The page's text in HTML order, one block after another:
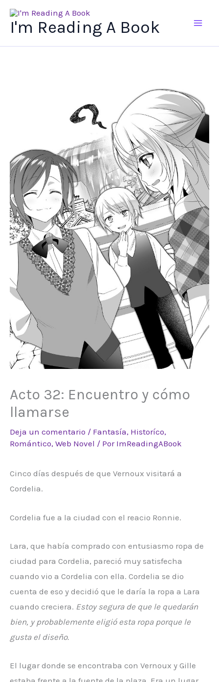
I'm Reading A Book
Acto 32: Encuentro y cómo
llamarse
Deja un comentario / Fantasía, Historíco,
Romántico, Web Novel / Por ImReadingABook
Cinco días después de que Vernoux visitará a
Cordelia.
Cordelia fue a la ciudad con el reacio Ronnie.
Lara, que había comprado con entusiasmo ropa de
ciudad para Cordelia, pareció muy satisfecha
cuando vio a Cordelia con ella. Cordelia se dio
cuenta de eso y decidió que le daría la ropa a Lara
cuando creciera. Estoy segura de que le quedarán
bien, y probablemente eligió esta ropa porque le
gusta el diseño.
El lugar donde se encontraba con Vernoux y Gille